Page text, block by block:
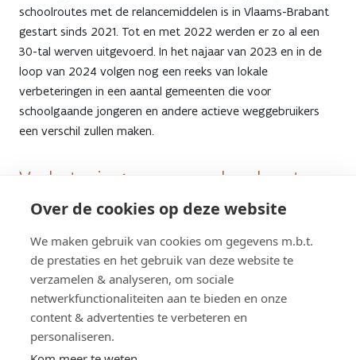
Over de cookies op deze website
We maken gebruik van cookies om gegevens m.b.t.
de prestaties en het gebruik van deze website te
verzamelen & analyseren, om sociale
netwerkfunctionaliteiten aan te bieden en onze
content & advertenties te verbeteren en
personaliseren.
schoolroutes met de relancemiddelen is in Vlaams-Brabant
gestart sinds 2021. Tot en met 2022 werden er zo al een
30-tal werven uitgevoerd. In het najaar van 2023 en in de
loop van 2024 volgen nog een reeks van lokale
verbeteringen in een aantal gemeenten die voor
schoolgaande jongeren en andere actieve weggebruikers
een verschil zullen maken.
Verbeteringen voor schoolroutes
staan nog op de planning voor:
Boortmeerbeek,
Zemst, Roosdaal, Meise, Boutersem, Overijse, Scherpenheuvel-
Zichem, Pepingen ...
Neem een kijkje op de kaart hierboven om te zien wat er in